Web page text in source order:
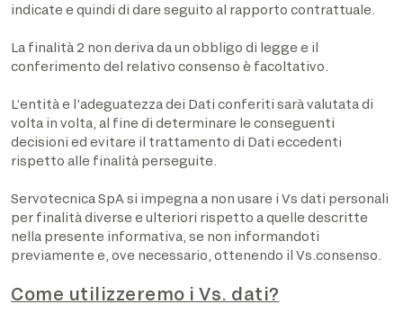
indicate e quindi di dare seguito al rapporto contrattuale.
La finalità 2 non deriva da un obbligo di legge e il
conferimento del relativo consenso è facoltativo.
L’entità e l’adeguatezza dei Dati conferiti sarà valutata di
volta in volta, al fine di determinare le conseguenti
decisioni ed evitare il trattamento di Dati eccedenti
rispetto alle finalità perseguite.
Servotecnica SpA si impegna a non usare i Vs dati personali
per finalità diverse e ulteriori rispetto a quelle descritte
nella presente informativa, se non informandoti
previamente e, ove necessario, ottenendo il Vs.consenso.
Come utilizzeremo i Vs. dati?